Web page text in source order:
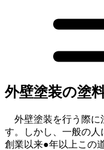
外壁塗装の塗
外壁塗装を行う際に
す。しかし、一般の人
創業以来●年以上この